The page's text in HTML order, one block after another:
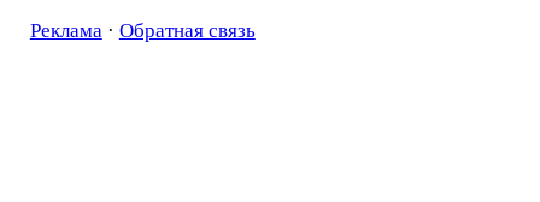
Реклама· Обратная связь